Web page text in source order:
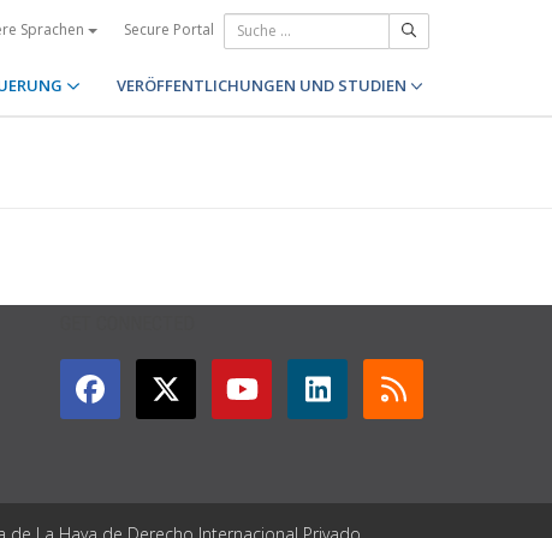
Sprachen Secure Portal
VERÖFFENTLICHUNGEN UND STUDIEN